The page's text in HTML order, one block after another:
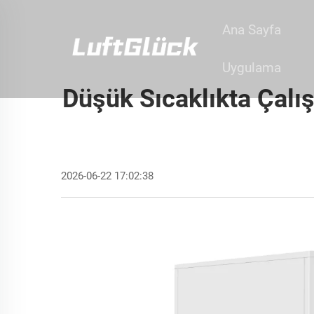
Ana Sayfa
Uygulama
Düşük Sıcaklıkta
2026-06-22 17:02:38